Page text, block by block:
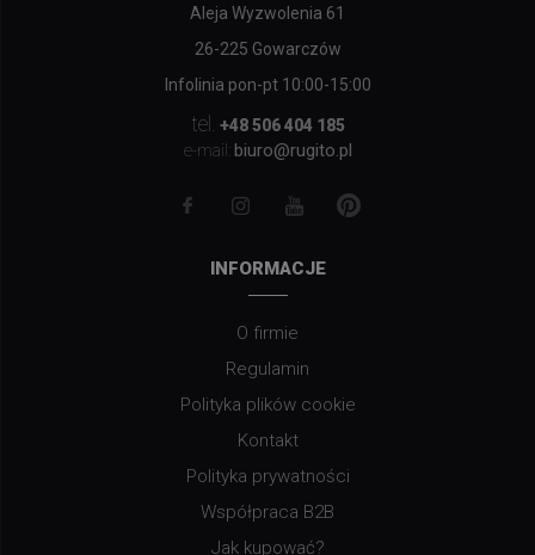
Aleja Wyzwolenia 61
26-225 Gowarczów
Infolinia pon-pt 10:00-15:00
tel.
+48 506 404 185
e-mail: biuro@rugito.pl
INFORMACJE
O firmie
Regulamin
Polityka plików cookie
Kontakt
Polityka prywatności
Współpraca B2B
Jak kupować?